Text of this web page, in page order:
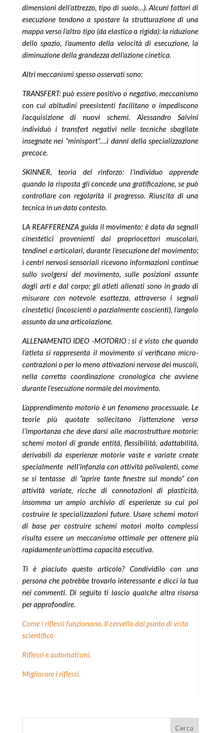
dimensioni dell’attrezzo, tipo di suolo…). Alcuni fattori di
esecuzione tendono a spostare la strutturazione di una
mappa verso l’altro tipo (da elastica a rigida): la riduzione
dello spazio, l’aumento della velocità di esecuzione, la
diminuzione della grandezza dell’azione cinetica.
Altri meccanismi spesso osservati sono:
TRANSFERT: può essere positivo o negativo, meccanismo
con cui abitudini preesistenti facilitano o impediscono
l’acquisizione di nuovi schemi. Alessandro Salvini
individuò i transfert negativi nelle tecniche sbagliate
insegnate nei “minisport”….i danni della specializzazione
precoce.
SKINNER, teoria del rinforzo: l’individuo apprende
quando la risposta gli concede una gratificazione, se può
controllare con regolarità il progresso. Riuscita di una
tecnica in un dato contesto.
LA REAFFERENZA guida il movimento: è data da segnali
cinestetici provenienti dai propriocettori muscolari,
tendinei e articolari, durante l’esecuzione del movimento;
i centri nervosi sensoriali ricevono informazioni continue
sullo svolgersi del movimento, sulle posizioni assunte
dagli arti e dal corpo; gli atleti allenati sono in grado di
misurare con notevole esattezza, attraverso i segnali
cinestetici (incoscienti o parzialmente coscienti), l’angolo
assunto da una articolazione.
ALLENAMENTO IDEO -MOTORIO : si è visto che quando
l’atleta si rappresenta il movimento si verificano micro-
contrazioni o per lo meno attivazioni nervose dei muscoli,
nella corretta coordinazione cronologica che avviene
durante l’esecuzione normale del movimento.
L’apprendimento motorio è un fenomeno processuale. Le
teorie più quotate sollecitano l’attenzione verso
l’importanza che deve darsi alle macrostrutture motorie:
schemi motori di grande entità, flessibilità, adattabilità,
derivabili da esperienze motorie vaste e variate create
specialmente nell’infanzia con attività polivalenti, come
se si tentasse di “aprire tante finestre sul mondo” con
attività variate, ricche di connotazioni di plasticità,
insomma un ampio archivio di esperienze su cui poi
costruire le specializzazioni future. Usare schemi motori
di base per costruire schemi motori molto complessi
risulta essere un meccanismo ottimale per ottenere più
rapidamente un’ottima capacità esecutiva.
Ti è piaciuto questo articolo? Condividilo con una
persona che potrebbe trovarlo interessante e dicci la tua
nei commenti. Di seguito ti lascio qualche altra risorsa
per approfondire.
Come i riflessi funzionano. Il cervello dal punto di vista
scientifico
Riflessi e automatismi.
Migliorare i riflessi.
Cerca